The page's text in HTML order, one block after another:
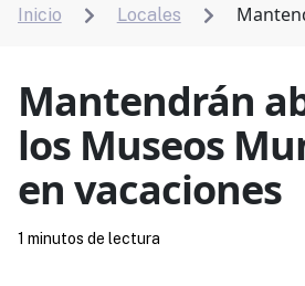
Inicio  Locales 
Mantendrán
los Museos
en vacaciones
1 minutos de lectura